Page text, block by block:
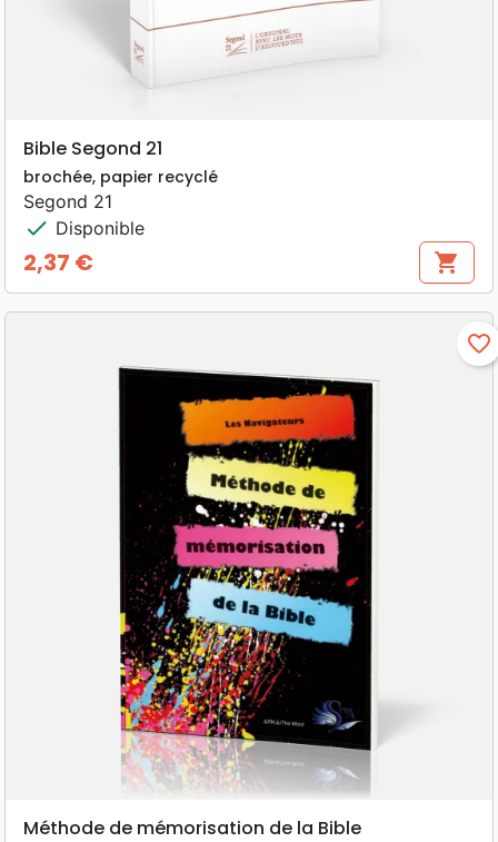
Bible Segond 21
brochée, papier recyclé
Segond 21
check Disponible
Prix
2,37 € shopping_cart
favorite_border
Méthode de mémorisation de la Bible